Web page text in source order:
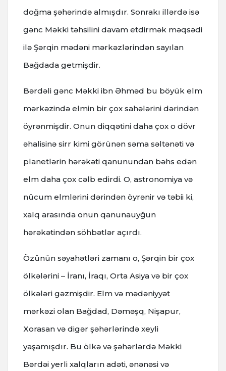
doğma şəhərində almışdır. Sonrakı illərdə isə
gənc Məkki təhsilini davam etdirmək məqsədi
ilə Şərqin mədəni mərkəzlərindən sayılan
Bağdada getmişdir.
Bərdəli gənc Məkki ibn Əhməd bu böyük elm
mərkəzində elmin bir çox sahələrini dərindən
öyrənmişdir. Onun diqqətini daha çox o dövr
əhalisinə sirr kimi görünən səma səltənəti və
planetlərin hərəkəti qanunundan bəhs edən
elm daha çox cəlb edirdi. O, astronomiya və
nücum elmlərini dərindən öyrənir və təbii ki,
xalq arasında onun qanunauyğun
hərəkətindən söhbətlər açırdı.
Özünün səyahətləri zamanı o, Şərqin bir çox
ölkələrini – İranı, İraqı, Orta Asiya və bir çox
ölkələri gəzmişdir. Elm və mədəniyyət
mərkəzi olan Bağdad, Dəməşq, Nişapur,
Xorasan və digər şəhərlərində xeyli
yaşamışdır. Bu ölkə və şəhərlərdə Məkki
Bərdəi yerli xalqların adəti, ənənəsi və